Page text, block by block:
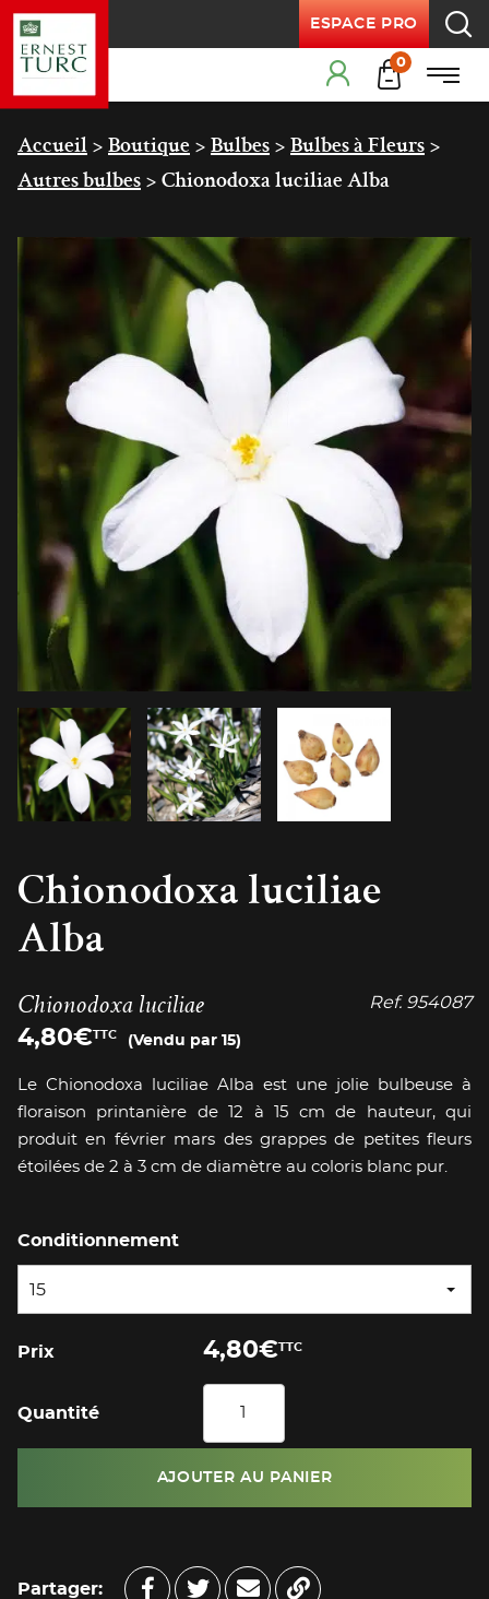
ESPACE PRO
Recherche
Menu principal
Menu
Cart
0
Products
Accueil > Boutique > Bulbes > Bulbes à Fleurs >
Autres bulbes > Chionodoxa luciliae Alba
Chionodoxa luciliae
Alba
Chionodoxa luciliae Ref. 954087
4,80€TTC (Vendu par 15)
Le Chionodoxa luciliae Alba est une jolie bulbeuse à
floraison printanière de 12 à 15 cm de hauteur, qui
produit en février mars des grappes de petites fleurs
étoilées de 2 à 3 cm de diamètre au coloris blanc pur.
Conditionnement
15
Prix 4,80€TTC
Quantité
AJOUTER AU PANIER
Partager: